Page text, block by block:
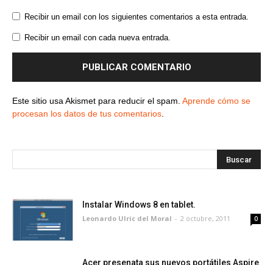
Recibir un email con los siguientes comentarios a esta entrada.
Recibir un email con cada nueva entrada.
Este sitio usa Akismet para reducir el spam. Aprende cómo se
procesan los datos de tus comentarios
Instalar Windows 8 en tablet.
Leonardo Ulric del Moral - 2 octubre, 2011 0
Acer presenata sus nuevos portátiles Aspire